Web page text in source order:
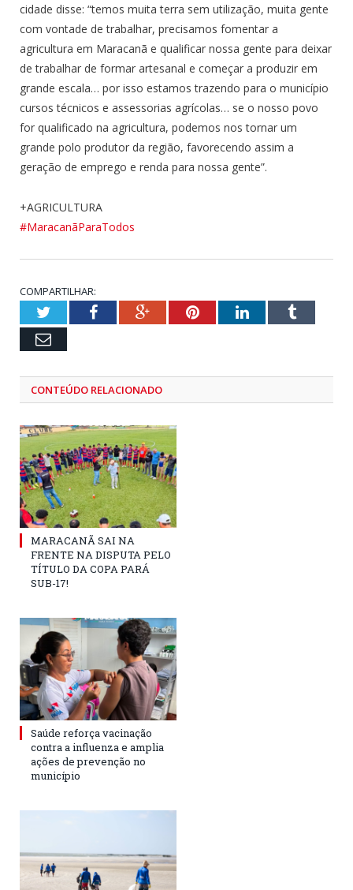
cidade disse: “temos muita terra sem utilização, muita gente
com vontade de trabalhar, precisamos fomentar a
agricultura em Maracanã e qualificar nossa gente para deixar
de trabalhar de formar artesanal e começar a produzir em
grande escala… por isso estamos trazendo para o município
cursos técnicos e assessorias agrícolas… se o nosso povo
for qualificado na agricultura, podemos nos tornar um
grande polo produtor da região, favorecendo assim a
geração de emprego e renda para nossa gente”.
+AGRICULTURA
#MaracanãParaTodos
COMPARTILHAR:
TwitterFacebookGoogle+PinterestLinkedInTumblr
Email
CONTEÚDO RELACIONADO
MARACANÃ SAI NA
FRENTE NA DISPUTA PELO
TÍTULO DA COPA PARÁ
SUB-17!
Saúde reforça vacinação
contra a influenza e amplia
ações de prevenção no
município